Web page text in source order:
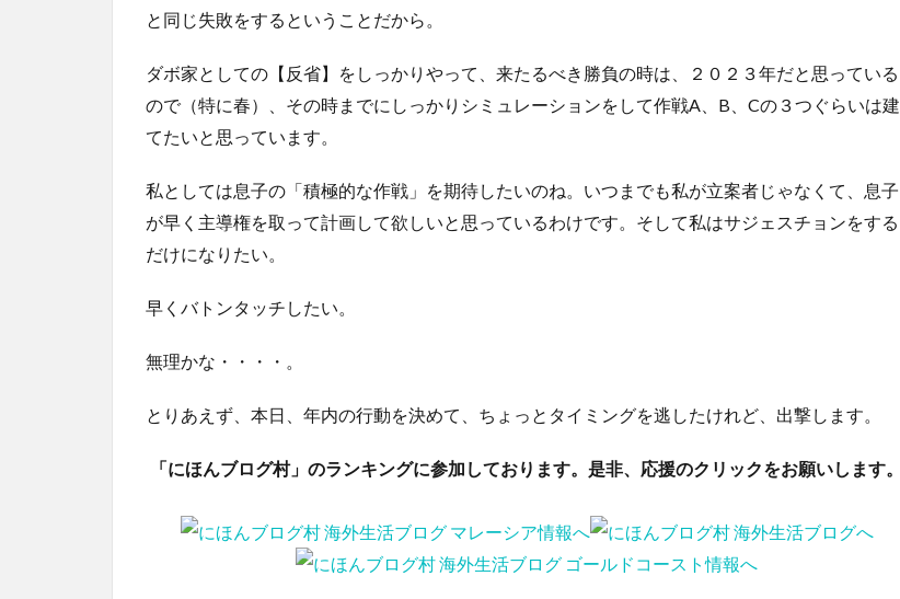
と同じ失敗をするということだから。
ダボ家としての【反省】をしっかりやって、来たるべき勝負の時は、２０２３年だと思っている
ので（特に春）、その時までにしっかりシミュレーションをして作戦A、B、Cの３つぐらいは建
てたいと思っています。
私としては息子の「積極的な作戦」を期待したいのね。いつまでも私が立案者じゃなくて、息子
が早く主導権を取って計画して欲しいと思っているわけです。そして私はサジェスチョンをする
だけになりたい。
早くバトンタッチしたい。
無理かな・・・・。
とりあえず、本日、年内の行動を決めて、ちょっとタイミングを逃したけれど、出撃します。
「にほんブログ村」のランキングに参加しております。是非、応援のクリックをお願いします。